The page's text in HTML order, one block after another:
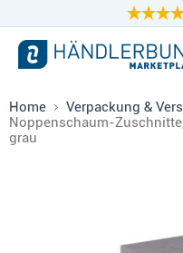
Home Verpackung &
Noppenschaum-
grau